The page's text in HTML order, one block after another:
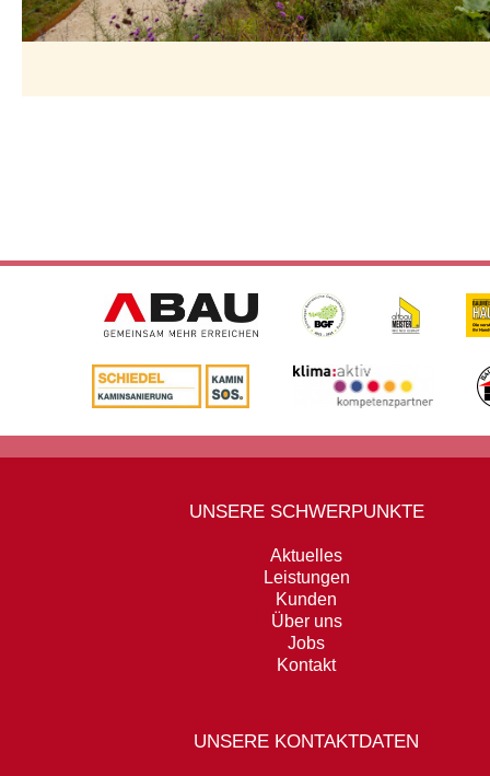
UNSERE SCHWERPUNKTE
Aktuelles
Leistungen
Kunden
Über uns
Jobs
Kontakt
UNSERE KONTAKTDATEN